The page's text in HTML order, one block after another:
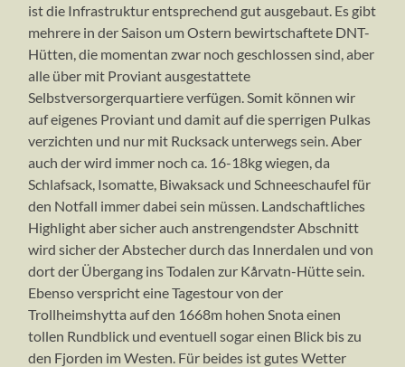
ist die Infrastruktur entsprechend gut ausgebaut. Es gibt
mehrere in der Saison um Ostern bewirtschaftete DNT-
Hütten, die momentan zwar noch geschlossen sind, aber
alle über mit Proviant ausgestattete
Selbstversorgerquartiere verfügen. Somit können wir
auf eigenes Proviant und damit auf die sperrigen Pulkas
verzichten und nur mit Rucksack unterwegs sein. Aber
auch der wird immer noch ca. 16-18kg wiegen, da
Schlafsack, Isomatte, Biwaksack und Schneeschaufel für
den Notfall immer dabei sein müssen. Landschaftliches
Highlight aber sicher auch anstrengendster Abschnitt
wird sicher der Abstecher durch das Innerdalen und von
dort der Übergang ins Todalen zur Kårvatn-Hütte sein.
Ebenso verspricht eine Tagestour von der
Trollheimshytta auf den 1668m hohen Snota einen
tollen Rundblick und eventuell sogar einen Blick bis zu
den Fjorden im Westen. Für beides ist gutes Wetter